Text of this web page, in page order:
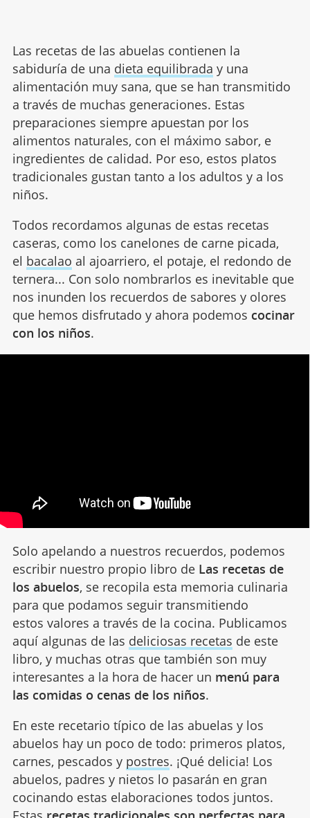
Las recetas de las abuelas contienen la
sabiduría de una dieta equilibrada y una
alimentación muy sana, que se han transmitido
a través de muchas generaciones. Estas
preparaciones siempre apuestan por los
alimentos naturales, con el máximo sabor, e
ingredientes de calidad. Por eso, estos platos
tradicionales gustan tanto a los adultos y a los
niños.
Todos recordamos algunas de estas recetas
caseras, como los canelones de carne picada,
el bacalao al ajoarriero, el potaje, el redondo de
ternera... Con solo nombrarlos es inevitable que
nos inunden los recuerdos de sabores y olores
que hemos disfrutado y ahora podemos cocinar
con los niños.
Solo apelando a nuestros recuerdos, podemos
escribir nuestro propio libro de Las recetas de
los abuelos, se recopila esta memoria culinaria
para que podamos seguir transmitiendo
estos valores a través de la cocina. Publicamos
aquí algunas de las deliciosas recetas de este
libro, y muchas otras que también son muy
interesantes a la hora de hacer un menú para
las comidas o cenas de los niños.
En este recetario típico de las abuelas y los
abuelos hay un poco de todo: primeros platos,
carnes, pescados y postres. ¡Qué delicia! Los
abuelos, padres y nietos lo pasarán en gran
cocinando estas elaboraciones todos juntos.